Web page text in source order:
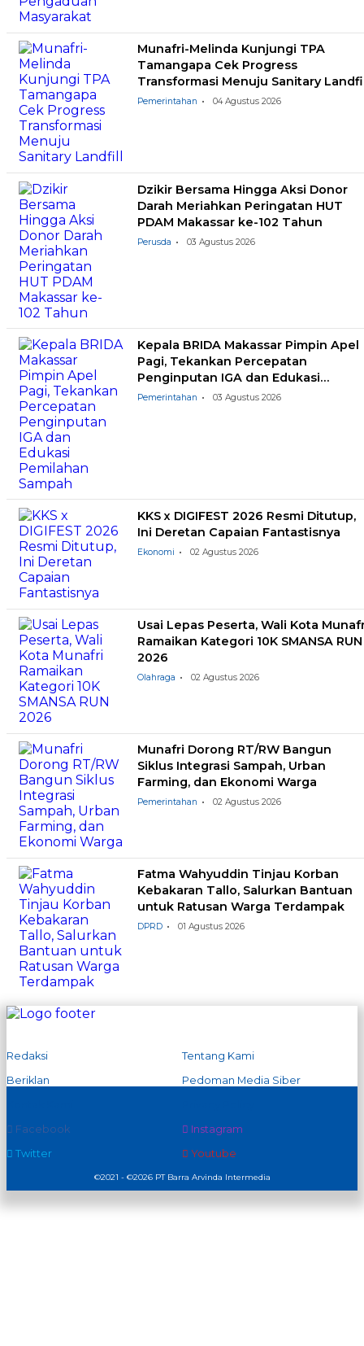
Munafri-Melinda Kunjungi TPA
Tamangapa Cek Progress
Transformasi Menuju Sanitary
Pemerintahan 04 Agustus 2026
Dzikir Bersama Hingga Aksi Donor
Darah Meriahkan Peringatan HUT
PDAM Makassar ke-102 Tahun
Perusda 03 Agustus 2026
Kepala BRIDA Makassar Pimpin Apel
Pagi, Tekankan Percepatan
Penginputan IGA dan Edukasi
Pemilahan Sampah
Pemerintahan 03 Agustus 2026
KKS x DIGIFEST 2026 Resmi Ditutup,
Ini Deretan Capaian Fantastisnya
Ekonomi 02 Agustus 2026
Usai Lepas Peserta, Wali Kota
Ramaikan Kategori 10K SMANSA RUN
2026
Olahraga 02 Agustus 2026
Munafri Dorong RT/RW Bangun
Siklus Integrasi Sampah, Urban
Farming, dan Ekonomi Warga
Pemerintahan 02 Agustus 2026
Fatma Wahyuddin Tinjau Korban
Kebakaran Tallo, Salurkan Bantuan
untuk Ratusan Warga Terdampak
DPRD 01 Agustus 2026
Redaksi
Tentang Kami
Beriklan
Pedoman Media Siber
Facebook
Instagram
Twitter
Youtube
©2021 - ©2026 PT Barra Arvinda Intermedia